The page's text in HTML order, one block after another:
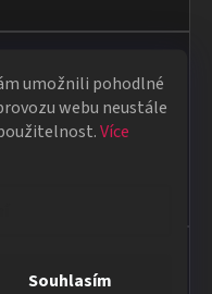
umožnili pohodlné
webu neustále
Více
Souhlasím
Vše fungovalo
představením